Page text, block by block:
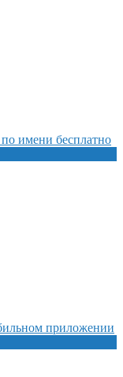
имени бесплатно
приложении